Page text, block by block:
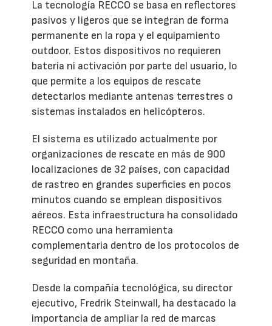
La tecnología RECCO se basa en reflectores
pasivos y ligeros que se integran de forma
permanente en la ropa y el equipamiento
outdoor. Estos dispositivos no requieren
batería ni activación por parte del usuario, lo
que permite a los equipos de rescate
detectarlos mediante antenas terrestres o
sistemas instalados en helicópteros.
El sistema es utilizado actualmente por
organizaciones de rescate en más de 900
localizaciones de 32 países, con capacidad
de rastreo en grandes superficies en pocos
minutos cuando se emplean dispositivos
aéreos. Esta infraestructura ha consolidado
RECCO como una herramienta
complementaria dentro de los protocolos de
seguridad en montaña.
Desde la compañía tecnológica, su director
ejecutivo, Fredrik Steinwall, ha destacado la
importancia de ampliar la red de marcas